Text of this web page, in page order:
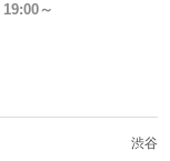
19:00～
渋谷